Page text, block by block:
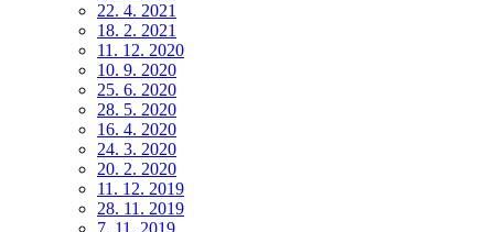
22. 4. 2021
18. 2. 2021
11. 12. 2020
10. 9. 2020
25. 6. 2020
28. 5. 2020
16. 4. 2020
24. 3. 2020
20. 2. 2020
11. 12. 2019
28. 11. 2019